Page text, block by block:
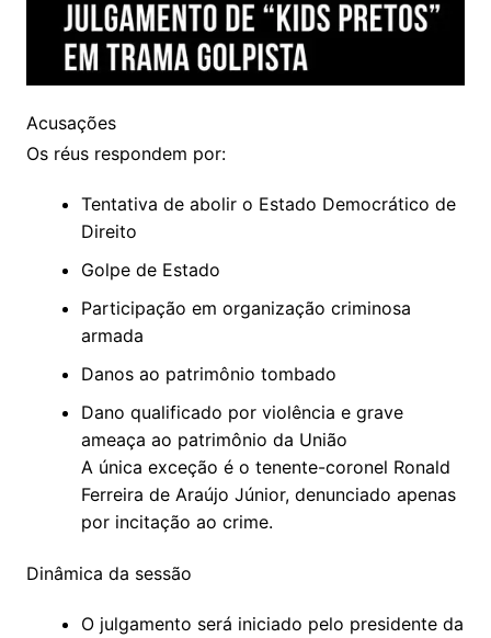
Acusações
Os réus respondem por:
Tentativa de abolir o Estado Democrático de
Direito
Golpe de Estado
Participação em organização criminosa
armada
Danos ao patrimônio tombado
Dano qualificado por violência e grave
ameaça ao patrimônio da União
A única exceção é o tenente-coronel Ronald
Ferreira de Araújo Júnior, denunciado apenas
por incitação ao crime.
Dinâmica da sessão
O julgamento será iniciado pelo presidente da